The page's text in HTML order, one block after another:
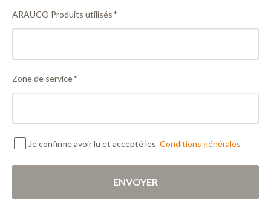
ARAUCO Produits utilisés*
Zone de service*
Je confirme avoir lu et accepté les Conditions générales
ENVOYER